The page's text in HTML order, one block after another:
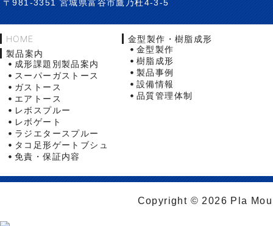
〒981-3351 宮城県富谷市鷹乃杜4-3-5
HOME
製品案内
成形課題別製品案内
スーパーガストース
ガストース
エアトース
レボスプルー
レボゲート
ラジエタースプルー
タコ足形ゲートブシュ
免責・保証内容
金型製作・樹脂成形
金型製作
樹脂成形
製品事例
設備情報
品質管理体制
Copyright © 2026 Pla